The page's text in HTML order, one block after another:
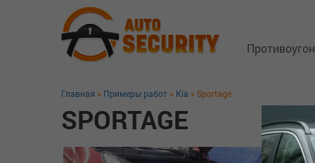
Замки
Главная » Примеры работ » Kia » Sportage
SPORTAGE